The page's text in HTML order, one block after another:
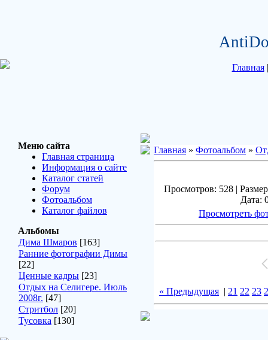
Главная
Меню сайта
Главная страница
Информация о сайте
Каталог статей
Форум
Фотоальбом
Каталог файлов
Альбомы
Дима Шмаров [163]
Ранние фотографии Димы
[22]
Ценные кадры [23]
Отдых на Селигере. Июль
2008г. [47]
Стритбол [20]
Тусовка [130]
Главная » Фотоальбом »
Просмотров: 528 |
Дата:
Просмотреть
« Предыдущая | 21 22 23